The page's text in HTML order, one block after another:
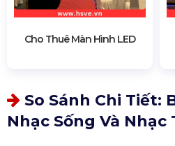
Cho Thuê Màn Hình LED
So Sánh Chi Tiết:
Nhạc Sống Và Nhạc